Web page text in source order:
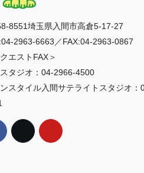
8551埼玉県入間市高倉5-17-27
2963-6663／FAX:04-2963-0867
エストFAX＞
タジオ：04-2966-4500
スタイル入間サテライトスタジオ：